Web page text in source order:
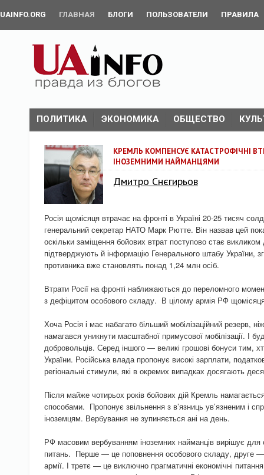
UAINFO.ORG ГЛАВНАЯ БЛОГИ ПОЛЬЗОВАТЕЛИ ПРАВИЛА
ПОЛИТИКА ЭКОНОМИКА ОБЩЕСТВО
КРЕМЛЬ КОМПЕНСУЄ КАТАСТРОФІЧНІ
ІНОЗЕМНИМИ НАЙМАНЦЯМИ
Дмитро Снєгирьов
Росія щомісяця втрачає на фронті в Україні 20-25 тисяч
генеральний секретар НАТО Марк Рютте. Він назвав цей
оскільки заміщення бойових втрат поступово стає викликом
підтверджують й інформацію Генерального штабу України,
противника вже становлять понад 1,24 млн осіб.
Втрати Росії на фронті наближаються до переломного
з дефіцитом особового складу. В цілому армія РФ
Хоча Росія і має набагато більший мобілізаційний резерв,
намагався уникнути масштабної примусової мобілізації. І
добровольців. Серед іншого — великі грошові бонуси тим,
України. Російська влада пропонує високі зарплати,
регіональні стимули, які в окремих випадках досягають
Після майже чотирьох років бойових дій Кремль
способами. Пропонує звільнення з в’язниць ув’язненим і
іноземцям. Вербування не зупиняється ані на день.
РФ масовим вербуванням іноземних найманців вирішує для
питань. Перше — це поповнення особового складу, друге —
армії. І третє — це виключно прагматичні економічні